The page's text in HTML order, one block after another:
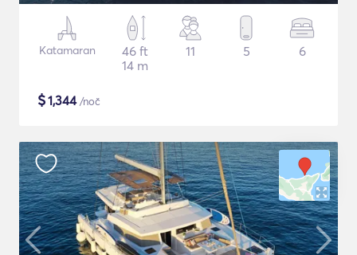
Katamaran
46 ft
14 m
11 5 6
$1,344/noč